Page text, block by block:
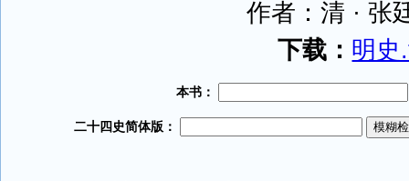
作者：清 · 张
下载： 明史
本书：